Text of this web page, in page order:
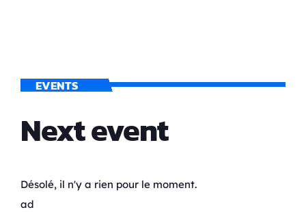
EVENTS
Next event
Désolé, il n'y a rien pour le moment.
ad